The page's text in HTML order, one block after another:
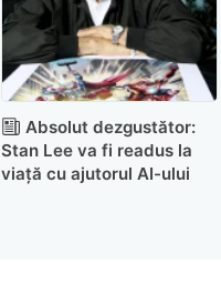
Absolut dezgustător:
Stan Lee va fi readus la
viață cu ajutorul AI-ului